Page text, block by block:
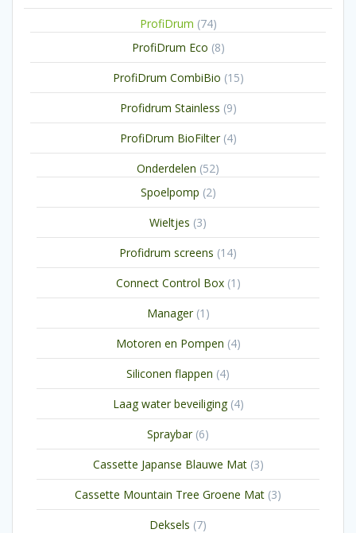
ProfiDrum 7474
ProfiDrum Eco 88
producten
ProfiDrum CombiBio 1515
producten
Profidrum Stainless 99
producten
ProfiDrum BioFilter 44
producten
Onderdelen 5252
Spoelpomp 22
producten
Wieltjes 33
producten
Profidrum screens 1414
producten
Connect Control Box 1 1
product
Manager 1 1
product
Motoren en Pompen 44
producten
Siliconen flappen 44
producten
Laag water beveiliging 44
producten
Spraybar 66
producten
Cassette Japanse Blauwe Mat 33
producten
Cassette Mountain Tree Groene Mat 33
producten
Deksels 77